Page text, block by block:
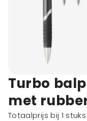
Turbo
met
Totaalprijs bij 1